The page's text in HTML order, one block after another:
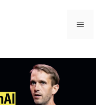
選